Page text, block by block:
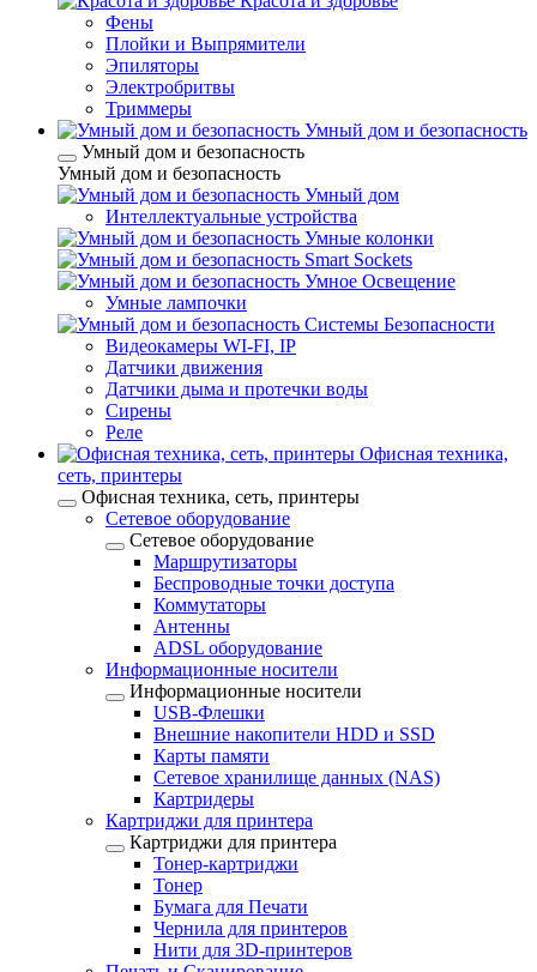
Фены
Плойки и Выпрямители
Эпиляторы
Электробритвы
Триммеры
Умный дом и безопасность
Умный дом и безопасность
Умный дом и безопасность
Умный дом
Интеллектуальные устройства
Умные колонки
Smart Sockets
Умное Освещение
Умные лампочки
Системы Безопасности
Видеокамеры WI-FI, IP
Датчики движения
Датчики дыма и протечки воды
Сирены
Реле
Офисная техника,
cеть, принтеры
Офисная техника, cеть, принтеры
Сетевое оборудование
Сетевое оборудование
Маршрутизаторы
Беспроводные точки доступа
Коммутаторы
Антенны
ADSL оборудование
Информационные носители
Информационные носители
USB-Флешки
Внешние накопители HDD и SSD
Карты памяти
Сетевое хранилище данных (NAS)
Картридеры
Картриджи для принтера
Картриджи для принтера
Тонер-картриджи
Тонер
Бумага для Печати
Чернила для принтеров
Нити для 3D-принтеров